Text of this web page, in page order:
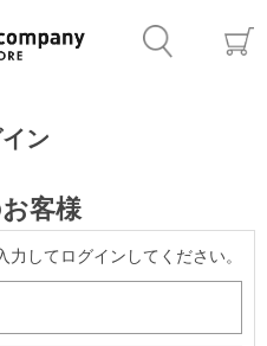
ン
客様
してログインしてください。